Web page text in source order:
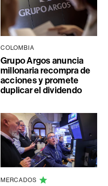
COLOMBIA
Grupo Argos anuncia
millonaria recompra de
acciones y promete
duplicar el dividendo
MERCADOS